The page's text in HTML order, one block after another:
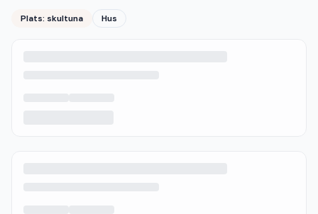
Plats: skultuna Hus